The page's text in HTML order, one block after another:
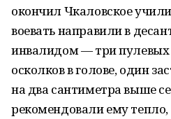
окончил Чкаловское
воевать направили в
инвалидом — три пулевых
осколков в голове, один
на два сантиметра выше
рекомендовали ему